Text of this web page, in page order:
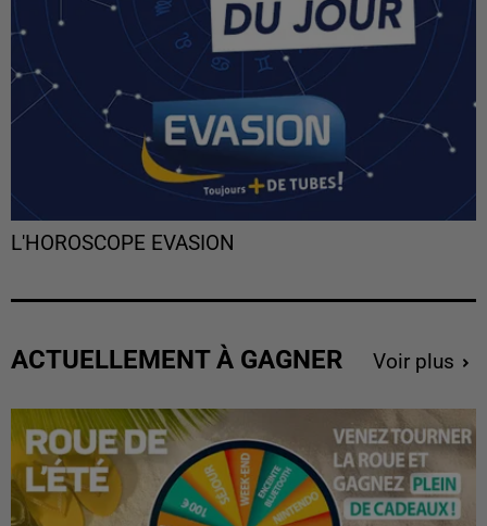
L'HOROSCOPE EVASION
ACTUELLEMENT À GAGNER Voir plus